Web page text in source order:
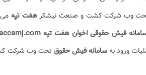
وب شرکت کشت و صنعت نیشکرهفت تپه
فیش حقوقی اخوان هفت تپه
ورود بهسامانه فیش حقوق تحت وب شرکت